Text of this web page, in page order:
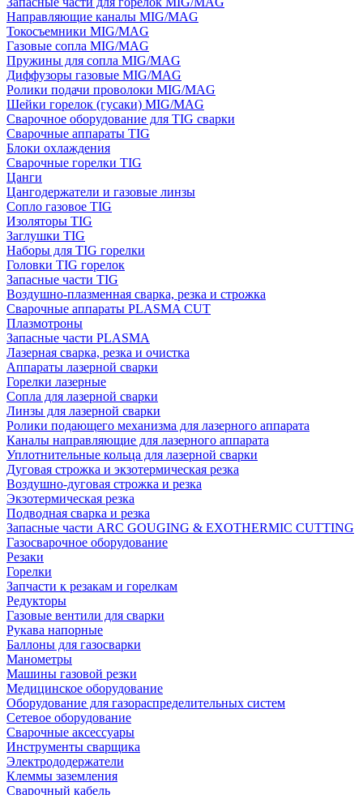
Направляющие каналы MIG/MAG
Токосъемники MIG/MAG
Газовые сопла MIG/MAG
Пружины для сопла MIG/MAG
Диффузоры газовые MIG/MAG
Ролики подачи проволоки MIG/MAG
Шейки горелок (гусаки) MIG/MAG
Сварочное оборудование для TIG сварки
Сварочные аппараты TIG
Блоки охлаждения
Сварочные горелки TIG
Цанги
Цангодержатели и газовые линзы
Сопло газовое TIG
Изоляторы TIG
Заглушки TIG
Наборы для TIG горелки
Головки TIG горелок
Запасные части TIG
Воздушно-плазменная сварка, резка и строжка
Сварочные аппараты PLASMA CUT
Плазмотроны
Запасные части PLASMA
Лазерная сварка, резка и очистка
Аппараты лазерной сварки
Горелки лазерные
Сопла для лазерной сварки
Линзы для лазерной сварки
Ролики подающего механизма для лазерного аппарата
Каналы направляющие для лазерного аппарата
Уплотнительные кольца для лазерной сварки
Дуговая строжка и экзотермическая резка
Воздушно-дуговая строжка и резка
Экзотермическая резка
Подводная сварка и резка
Запасные части ARC GOUGING & EXOTHERMIC CUTTING
Газосварочное оборудование
Резаки
Горелки
Запчасти к резакам и горелкам
Редукторы
Газовые вентили для сварки
Рукава напорные
Баллоны для газосварки
Манометры
Машины газовой резки
Медицинское оборудование
Оборудование для газораспределительных систем
Сетевое оборудование
Сварочные аксессуары
Инструменты сварщика
Электрододержатели
Клеммы заземления
Сварочный кабель